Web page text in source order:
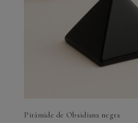
Pirámide de Obsidiana negra